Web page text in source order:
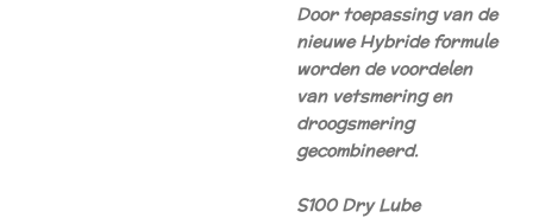
Door toepassing van de
nieuwe Hybride formule
worden de voordelen
van vetsmering en
droogsmering
gecombineerd.
S100 Dry Lube